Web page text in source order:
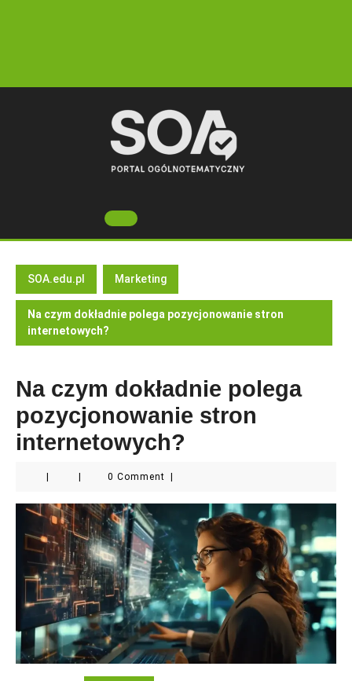
Open
Button
SOA.edu.pl Marketing
Na czym dokładnie polega pozycjonowanie stron
internetowych?
Na czym dokładnie polega
pozycjonowanie stron
internetowych?
0 Comment